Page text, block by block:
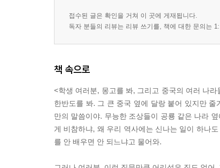
접수된 글은 확인을 거쳐 이 곳에 게재됩니다.
독자 분들의 리뷰는 리뷰 쓰기를, 책에 대한 문의는
책 속으로
<학생 여러분, 몽고를 봐, 그리고 중국의 여러 나
한반도를 봐. 그 큰 중국 옆에 달랑 붙어 있지만
만의 말씀이야. 무능한 조상들이 공룡 같은 나라
게 비참하냐, 왜 우리 역사에는 신나는 일이 하나
를 안 배우면 안 되느냐고 물어와.